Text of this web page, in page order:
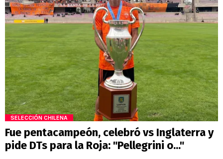
SELECCIÓN CHILENA
Fue pentacampeón, celebró vs Inglaterra y
pide DTs para la Roja: "Pellegrini o..."